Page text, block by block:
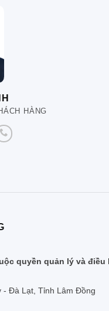
HÀNG
quyền quản lý và điều
- Đà Lạt, Tỉnh Lâm Đồng